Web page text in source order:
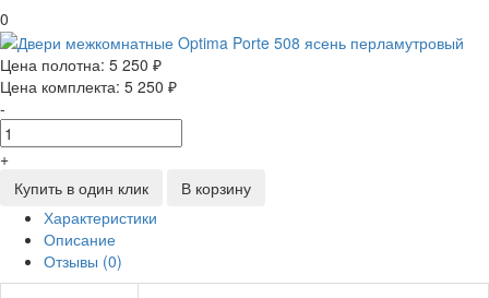
0
Цена полотна: 5 250 ₽
Цена комплекта: 5 250 ₽
-
+
Купить в один клик
В корзину
Характеристики
Описание
Отзывы (0)